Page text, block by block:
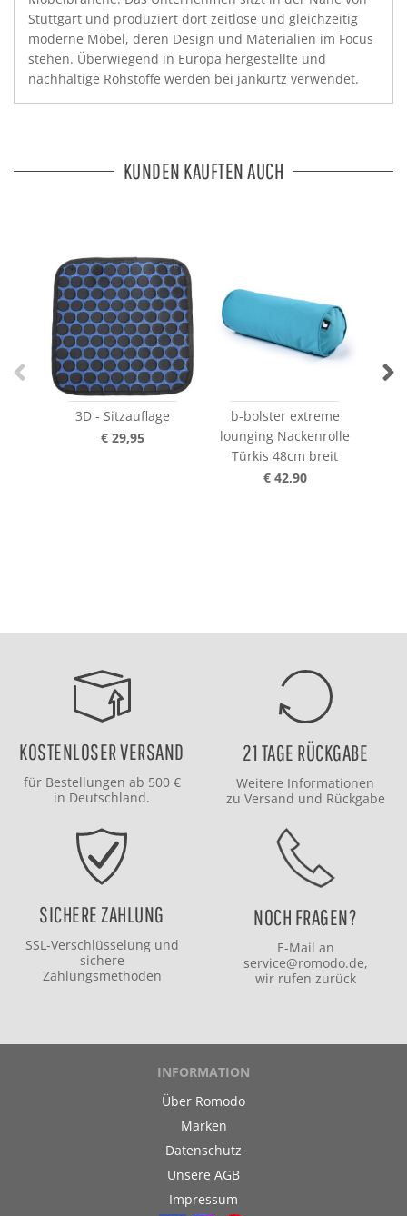
Stuttgart und produziert dort zeitlose und gleichzeitig
moderne Möbel, deren Design und Materialien im Focus
stehen. Überwiegend in Europa hergestellte und
nachhaltige Rohstoffe werden bei jankurtz verwendet.
KUNDEN KAUFTEN AUCH
3D - Sitzauflage
€ 29,95
b-bolster extreme
lounging Nackenrolle
Türkis 48cm breit
€ 42,90
KOSTENLOSER VERSAND
für Bestellungen ab 500 €
in Deutschland.
21 TAGE RÜCKGABE
Weitere Informationen
zu Versand und Rückgabe
SICHERE ZAHLUNG
SSL-Verschlüsselung und
sichere
Zahlungsmethoden
NOCH FRAGEN?
E-Mail an
service@romodo.de,
wir rufen zurück
INFORMATION
Über Romodo
Marken
Datenschutz
Unsere AGB
Impressum